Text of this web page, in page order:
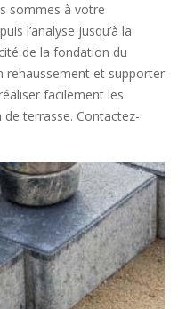
sommes à votre
l’analyse jusqu’à la
de la fondation du
rehaussement et supporter
facilement les
terrasse. Contactez-